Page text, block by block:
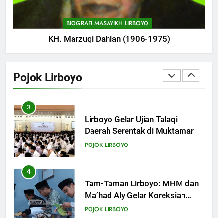
Khutbah Jumat: Mari Mendidik
Anak dengan Baik
KHUTBAH
19
KHUTBAH
20
KHUTBAH
21
BIOGRAFI MASAYIKH LIRBOYO
KH. Marzuqi Dahlan (1906-1975)
Pojok Lirboyo
Mahrus Digelar di PP Al
Mahrusiyah III Kediri
POJOK LIRBOYO
Ikonik: Menilik Wajah Baru
Langgar Angkring, Cikal Bakal
Ponpes Lirboyo yang Selesai
3
Lirboyo Gelar Ujian Talaqi
Daerah Serentak di Muktamar
POJOK LIRBOYO
4
Tam-Taman Lirboyo: MHM dan
Ma’had Aly Gelar Koreksian
Kitab Semester Ganjil
POJOK LIRBOYO